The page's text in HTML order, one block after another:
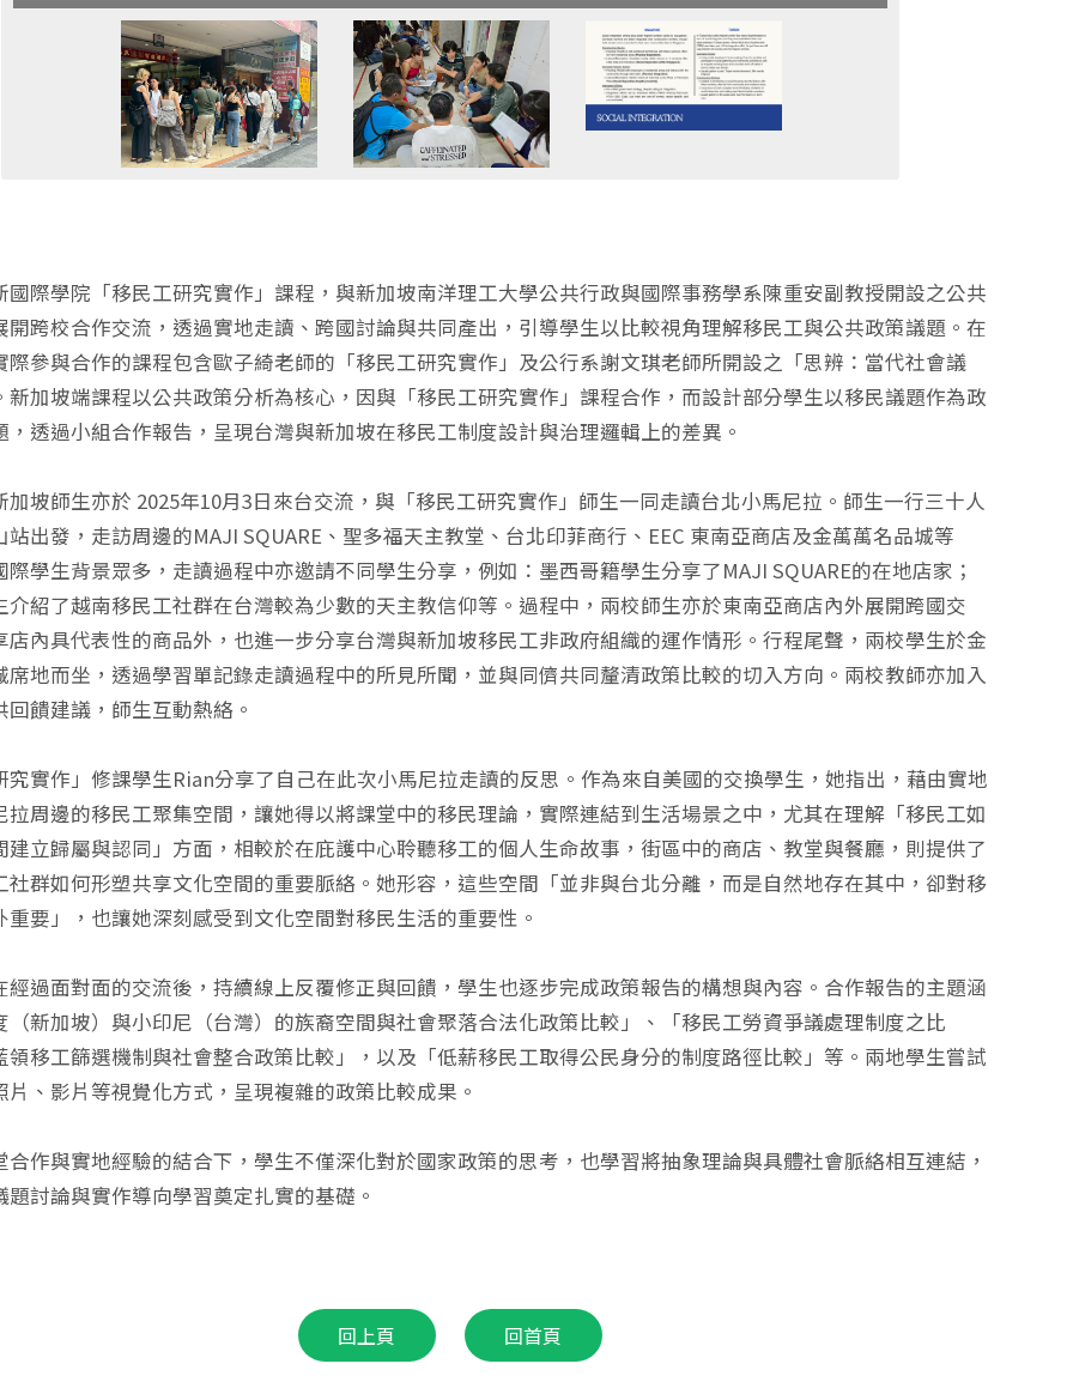
國際學院「移民工研究實作」課程，與新加坡南洋理工大學公共行政與國際事務學系陳重安副教授開設之公共
開跨校合作交流，透過實地走讀、跨國討論與共同產出，引導學生以比較視角理解移民工與公共政策議題。在
際參與合作的課程包含歐子綺老師的「移民工研究實作」及公行系謝文琪老師所開設之「思辨：當代社會議
新加坡端課程以公共政策分析為核心，因與「移民工研究實作」課程合作，而設計部分學生以移民議題作為政
，透過小組合作報告，呈現台灣與新加坡在移民工制度設計與治理邏輯上的差異。
加坡師生亦於 2025年10月3日來台交流，與「移民工研究實作」師生一同走讀台北小馬尼拉。師生一行三十人
站出發，走訪周邊的MAJI SQUARE、聖多福天主教堂、台北印菲商行、EEC 東南亞商店及金萬萬名品城等
際學生背景眾多，走讀過程中亦邀請不同學生分享，例如：墨西哥籍學生分享了MAJI SQUARE的在地店家；
介紹了越南移民工社群在台灣較為少數的天主教信仰等。過程中，兩校師生亦於東南亞商店內外展開跨國交
店內具代表性的商品外，也進一步分享台灣與新加坡移民工非政府組織的運作情形。行程尾聲，兩校學生於金
席地而坐，透過學習單記錄走讀過程中的所見所聞，並與同儕共同釐清政策比較的切入方向。兩校教師亦加入
回饋建議，師生互動熱絡。
究實作」修課學生Rian分享了自己在此次小馬尼拉走讀的反思。作為來自美國的交換學生，她指出，藉由實地
拉周邊的移民工聚集空間，讓她得以將課堂中的移民理論，實際連結到生活場景之中，尤其在理解「移民工如
建立歸屬與認同」方面，相較於在庇護中心聆聽移工的個人生命故事，街區中的商店、教堂與餐廳，則提供了
社群如何形塑共享文化空間的重要脈絡。她形容，這些空間「並非與台北分離，而是自然地存在其中，卻對移
重要」，也讓她深刻感受到文化空間對移民生活的重要性。
經過面對面的交流後，持續線上反覆修正與回饋，學生也逐步完成政策報告的構想與內容。合作報告的主題涵
（新加坡）與小印尼（台灣）的族裔空間與社會聚落合法化政策比較」、「移民工勞資爭議處理制度之比
領移工篩選機制與社會整合政策比較」，以及「低薪移民工取得公民身分的制度路徑比較」等。兩地學生嘗試
片、影片等視覺化方式，呈現複雜的政策比較成果。
合作與實地經驗的結合下，學生不僅深化對於國家政策的思考，也學習將抽象理論與具體社會脈絡相互連結，
題討論與實作導向學習奠定扎實的基礎。
回上頁 回首頁